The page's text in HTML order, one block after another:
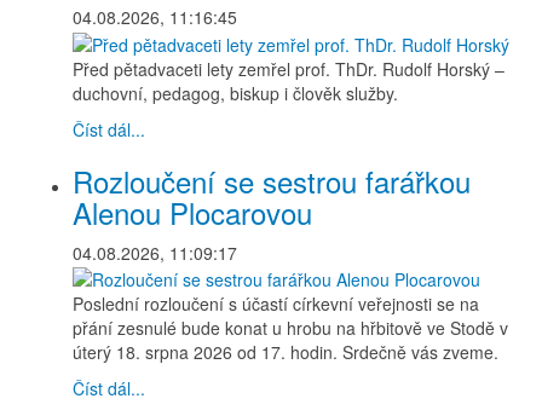
04.08.2026, 11:16:45
Před pětadvaceti lety zemřel prof. ThDr. Rudolf Horský –
duchovní, pedagog, biskup i člověk služby.
Číst dál...
Rozloučení se sestrou farářkou
Alenou Plocarovou
04.08.2026, 11:09:17
Poslední rozloučení s účastí církevní veřejnosti se na
přání zesnulé bude konat u hrobu na hřbitově ve Stodě v
úterý 18. srpna 2026 od 17. hodin. Srdečně vás zveme.
Číst dál...